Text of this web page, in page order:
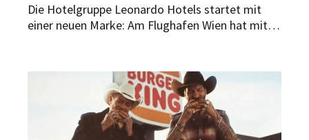
Die Hotelgruppe Leonardo Hotels startet mit
einer neuen Marke: Am Flughafen Wien hat mit
Es verbindet nachhaltige Holzarchitektur,
digitale Services und funktionales Design.